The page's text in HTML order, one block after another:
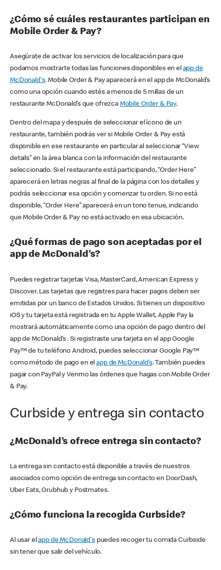
¿Cómo sé cuáles restaurantes participan en
Mobile Order & Pay?
Asegúrate de activar los servicios de localización para que
podamos mostrarte todas las funciones disponibles en el app de
McDonald's. Mobile Order & Pay aparecerá en el app de McDonald’s
como una opción cuando estés a menos de 5 millas de un
restaurante McDonald’s que ofrezca Mobile Order & Pay.
Dentro del mapa y después de seleccionar el ícono de un
restaurante, también podrás ver si Mobile Order & Pay está
disponible en ese restaurante en particular al seleccionar “View
details” en la área blanca con la información del restaurante
seleccionado. Si el restaurante está participando, “Order Here”
aparecerá en letras negras al final de la página con los detalles y
podrás seleccionar esa opción y comenzar tu orden. Si no está
disponible, “Order Here” aparecerá en un tono tenue, indicando
que Mobile Order & Pay no está activado en esa ubicación.
¿Qué formas de pago son aceptadas por el
app de McDonald’s?
Puedes registrar tarjetas Visa, MasterCard, American Express y
Discover. Las tarjetas que registres para hacer pagos deben ser
emitidas por un banco de Estados Unidos. Si tienes un dispositivo
iOS y tu tarjeta está registrada en tu Apple Wallet, Apple Pay la
mostrará automáticamente como una opción de pago dentro del
app de McDonald’s . Si registraste una tarjeta en el app Google
Pay™ de tu teléfono Android, puedes seleccionar Google Pay™
como método de pago en elapp de McDonald’s. También puedes
pagar con PayPal y Venmo las órdenes que hagas con Mobile Order
& Pay.
Curbside y entrega sin contacto
¿McDonald’s ofrece entrega sin contacto?
La entrega sin contacto está disponible a través de nuestros
asociados como opción de entrega sin contacto en DoorDash,
Uber Eats, Grubhub y Postmates.
¿Cómo funciona la recogida Curbside?
Al usar elapp de McDonald'spuedes recoger tu comida Curbside
sin tener que salir del vehículo.